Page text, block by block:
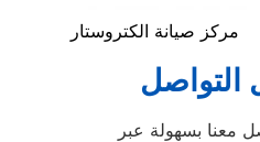
مركز صيانة الكتروستار
التواصل